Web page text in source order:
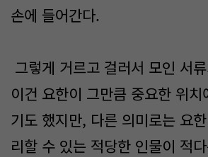
손에 들어간다.
그렇게 거르고 걸러서 모인 서
이건 요한이 그만큼 중요한 위치
기도 했지만, 다른 의미로는 요
리할 수 있는 적당한 인물이 적